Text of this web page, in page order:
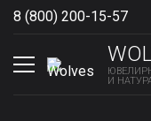
8 (800) 200-15-57
И